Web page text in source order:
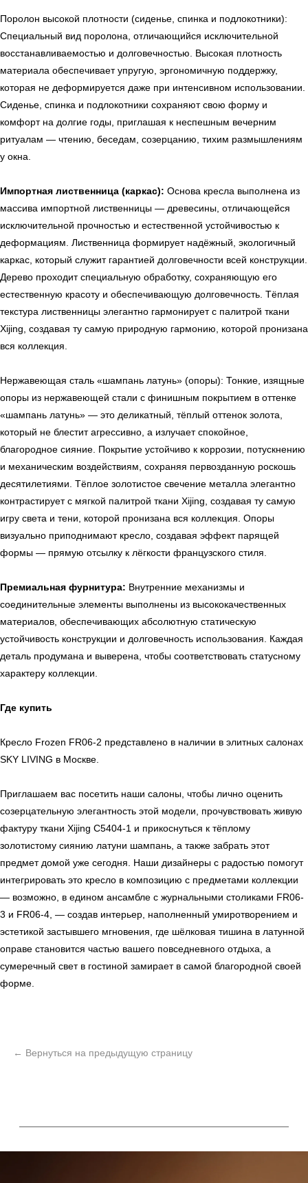
Поролон высокой плотности (сиденье, спинка и подлокотники):
Специальный вид поролона, отличающийся исключительной
восстанавливаемостью и долговечностью. Высокая плотность
материала обеспечивает упругую, эргономичную поддержку,
которая не деформируется даже при интенсивном использовании.
Сиденье, спинка и подлокотники сохраняют свою форму и
комфорт на долгие годы, приглашая к неспешным вечерним
ритуалам — чтению, беседам, созерцанию, тихим размышлениям
у окна.
Импортная лиственница (каркас): Основа кресла выполнена из
массива импортной лиственницы — древесины, отличающейся
исключительной прочностью и естественной устойчивостью к
деформациям. Лиственница формирует надёжный, экологичный
каркас, который служит гарантией долговечности всей конструкции.
Дерево проходит специальную обработку, сохраняющую его
естественную красоту и обеспечивающую долговечность. Тёплая
текстура лиственницы элегантно гармонирует с палитрой ткани
Xijing, создавая ту самую природную гармонию, которой пронизана
вся коллекция.
Нержавеющая сталь «шампань латунь» (опоры): Тонкие, изящные
опоры из нержавеющей стали с финишным покрытием в оттенке
«шампань латунь» — это деликатный, тёплый оттенок золота,
который не блестит агрессивно, а излучает спокойное,
благородное сияние. Покрытие устойчиво к коррозии, потускнению
и механическим воздействиям, сохраняя первозданную роскошь
десятилетиями. Тёплое золотистое свечение металла элегантно
контрастирует с мягкой палитрой ткани Xijing, создавая ту самую
игру света и тени, которой пронизана вся коллекция. Опоры
визуально приподнимают кресло, создавая эффект парящей
формы — прямую отсылку к лёгкости французского стиля.
Премиальная фурнитура: Внутренние механизмы и
соединительные элементы выполнены из высококачественных
материалов, обеспечивающих абсолютную статическую
устойчивость конструкции и долговечность использования. Каждая
деталь продумана и выверена, чтобы соответствовать статусному
характеру коллекции.
Где купить
Кресло Frozen FR06-2 представлено в наличии в элитных салонах
SKY LIVING в Москве.
Приглашаем вас посетить наши салоны, чтобы лично оценить
созерцательную элегантность этой модели, прочувствовать живую
фактуру ткани Xijing C5404-1 и прикоснуться к тёплому
золотистому сиянию латуни шампань, а также забрать этот
предмет домой уже сегодня. Наши дизайнеры с радостью помогут
интегрировать это кресло в композицию с предметами коллекции
— возможно, в едином ансамбле с журнальными столиками FR06-
3 и FR06-4, — создав интерьер, наполненный умиротворением и
эстетикой застывшего мгновения, где шёлковая тишина в латунной
оправе становится частью вашего повседневного отдыха, а
сумеречный свет в гостиной замирает в самой благородной своей
форме.
УЗНАТЬ ПОДРОБНЕЕ
Сантехника
Свет
О нас
Мебель
© 2026 Sky Living
Политика конфиденциальности
+7 (932) 021-99-97
Sales@skyliving.ru
Telegram и YouTube ограничены на территории РФ